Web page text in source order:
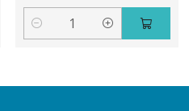
Cantidad